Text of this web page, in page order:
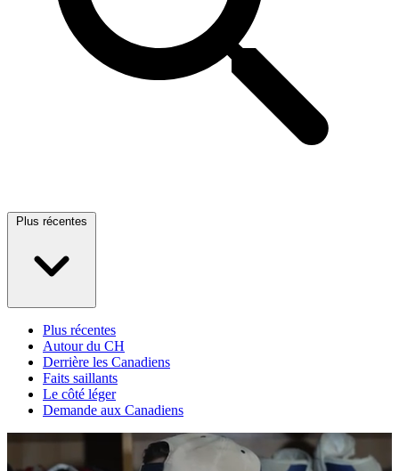
Plus récentes
Plus récentes
Autour du CH
Derrière les Canadiens
Faits saillants
Le côté léger
Demande aux Canadiens